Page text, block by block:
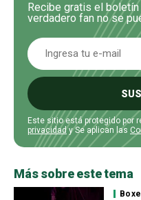
Recibe gratis el
verdadero fan no se
Este sitio está protegido por
privacidady Se aplican las
Más sobre este tema